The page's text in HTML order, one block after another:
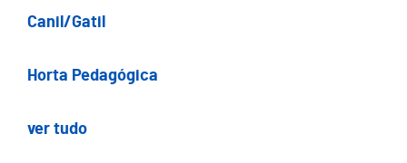
Canil/Gatil
Horta Pedagógica
ver tudo